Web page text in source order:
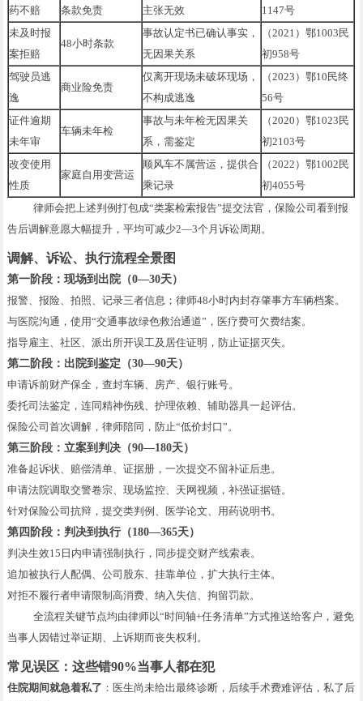
药不赔 条款免责 主张无效
1147号
未及时报
案拒赔
48小时条款
事故认定书已确认事实，
无因果关系
（2021）鄂1003民
初958号
驾驶员逃
逸
商业险免责
仅离开现场未破坏现场，
不构成逃逸
（2023）鄂10民终
56号
证件逾期
未年审
车辆未年检
事故与未年检无因果关
系，需鉴定
（2020）鄂1023民
初2103号
改变使用
性质
家庭自用变营运
顺风车不属营运，提供合
乘记录
（2022）鄂1002民
初4055号
律师会把上述判例打包成“类案检索报告”提交法官，保险公司看到报
告后调解意愿大幅提升，平均可减少2—3个月诉讼周期。
调解、诉讼、执行流程全景图
第一阶段：现场到出院（0—30天）
报警、报险、拍照、记录三者信息；律师48小时内封存肇事方车辆档案。
与医院沟通，使用“交通事故绿色救治通道”，医疗费可欠费结案。
指导雇主、社区、派出所开误工及居住证明，防止证据灭失。
第二阶段：出院到鉴定（30—90天）
申请诉前财产保全，查封车辆、房产、银行账号。
委托司法鉴定，连同精神伤残、护理依赖、辅助器具一起评估。
保险公司首次调解，律师陪同，防止“低价封口”。
第三阶段：立案到判决（90—180天）
准备起诉状、赔偿清单、证据册，一次提交不留补证后患。
申请法院调取交警卷宗、现场监控、天网视频，补强证据链。
针对保险公司抗辩，提交类判例、医学论文、用药说明书。
第四阶段：判决到执行（180—365天）
判决生效15日内申请强制执行，同步提交财产线索表。
追加被执行人配偶、公司股东、挂靠单位，扩大执行主体。
对拒不履行者申请限制高消费、纳入失信、拘留罚款。
全流程关键节点均由律师以“时间轴+任务清单”方式推送给客户，避免
当事人因错过举证期、上诉期而丧失权利。
常见误区：这些错90%当事人都在犯
住院期间就急着私了 ：医生尚未给出最终诊断，后续手术费难评估，私了后